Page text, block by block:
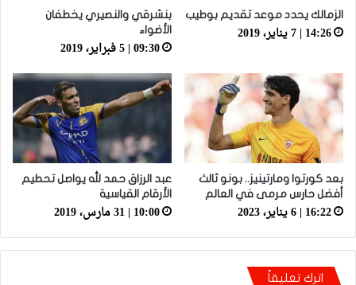
الزمالك يحدد موعد تقديم بوطيب‎
14:26 | 7 يناير، 2019
بنشرقي والنصيري يخطفان
الأضواء
09:30 | 5 فبراير، 2019
بعد كورتوا ومارتينيز.. بونو ثالث
أفضل حارس مرمى في العالم
16:22 | 6 يناير، 2023
عبد الرزاق حمد لله يواصل تحطيم
الأرقام القياسية
10:00 | 31 مارس، 2019
اترك تعليقاً